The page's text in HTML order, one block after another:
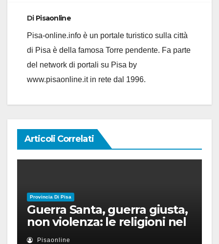
Di Pisaonline
Pisa-online.info è un portale turistico sulla città
di Pisa è della famosa Torre pendente. Fa parte
del network di portali su Pisa by
www.pisaonline.it in rete dal 1996.
Articoli Correlati
Provincia Di Pisa
Guerra Santa, guerra giusta,
non violenza: le religioni nel
nuovo disordine mondiale
Pisaonline